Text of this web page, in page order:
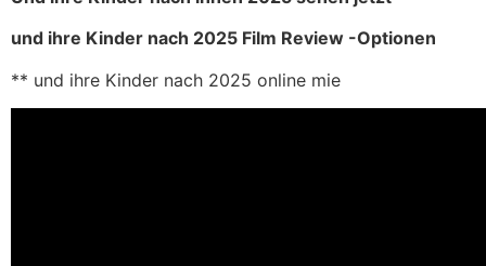
und ihre Kinder nach 2025 Film Review -Optionen
** und ihre Kinder nach 2025 online mie